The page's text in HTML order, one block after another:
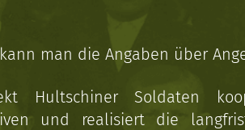
man die Angaben über
Hultschiner Soldaten
und realisiert die